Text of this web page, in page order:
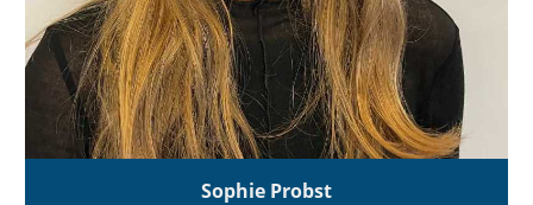
Sophie Probst